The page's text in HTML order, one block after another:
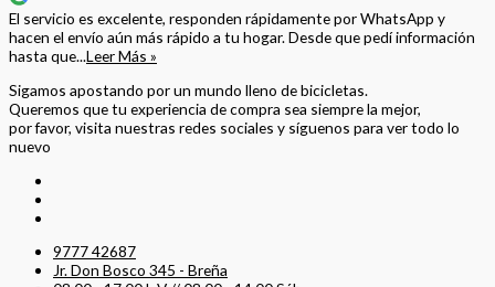
El servicio es excelente, responden rápidamente por WhatsApp y
hacen el envío aún más rápido a tu hogar. Desde que pedí información
hasta que...Leer Más »
Sigamos apostando por un mundo lleno de bicicletas.
Queremos que tu experiencia de compra sea siempre la mejor,
por favor, visita nuestras redes sociales y síguenos para ver todo lo
nuevo
9777 42687
Jr. Don Bosco 345 - Breña